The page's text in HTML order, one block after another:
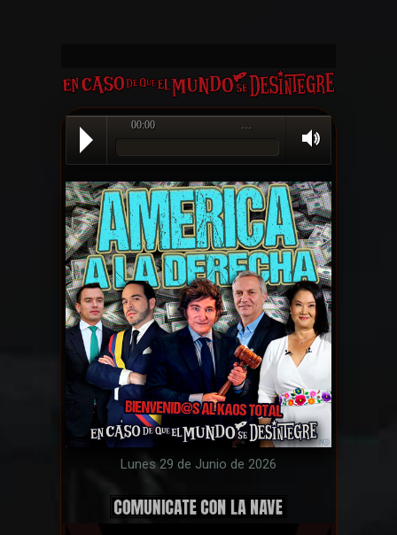
00:00 …
Lunes 29 de Junio de 2026